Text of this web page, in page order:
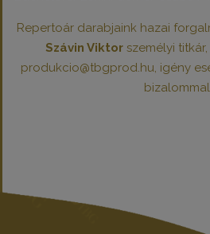
Repertoár darabjaink hazai
Szávin Viktor személyi titkár,
produkcio@tbgprod.hu, igény